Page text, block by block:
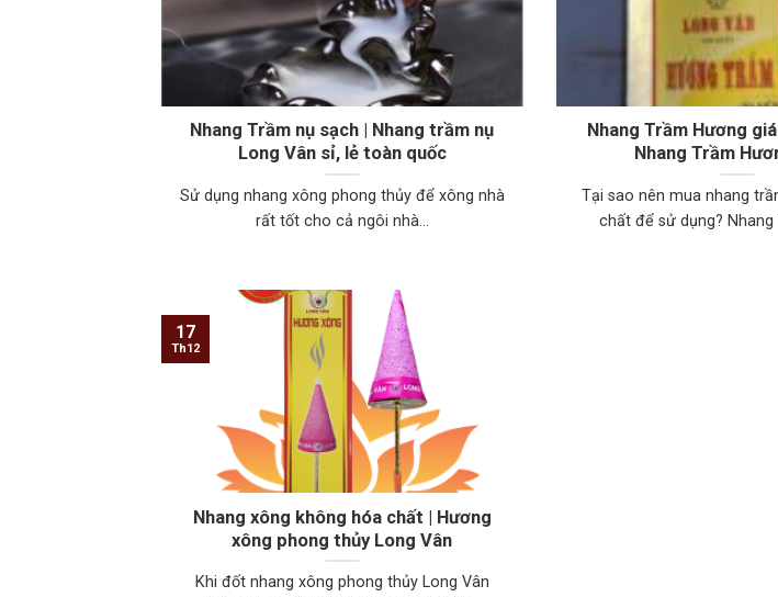
Nhang Trầm nụ sạch | Nhang trầm nụ
Long Vân sỉ, lẻ toàn quốc
Sử dụng nhang xông phong thủy để xông nhà
rất tốt cho cả ngôi nhà...
Nhang Trầm Hương
Nhang Trầm
Tại sao nên mua nhang
chất để sử dụng? Nhang
Nhang xông không hóa chất | Hương
xông phong thủy Long Vân
Khi đốt nhang xông phong thủy Long Vân
17
Th12